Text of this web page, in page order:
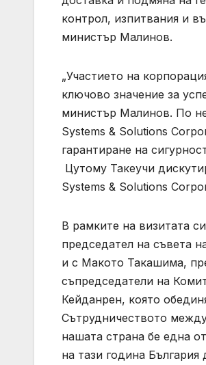
контрол, изпитвания и
министър Малинов.
„Участието на
ключово значение за
министър Малинов. По
Systems & Solutions
гарантиране на
Цутому Такеучи
Systems & Solutions
В рамките на визитата
председател на съвета
и с Макото Такашима,
съпредседатели на
Кейданрен, която
Сътрудничеството
нашата страна бе една
на тази година